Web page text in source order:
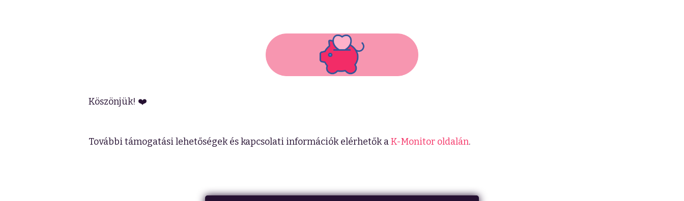
Köszönjük! ❤️
További támogatási lehetőségek és kapcsolati információk elérhetők aK-Monitor oldalán.